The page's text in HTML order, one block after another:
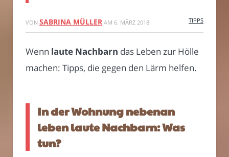
VON SABRINA MÜLLER AM 6. MÄRZ 2018 TIPPS
Wenn laute Nachbarn das Leben zur Hölle
machen: Tipps, die gegen den Lärm helfen.
In der Wohnung nebenan
leben laute Nachbarn: Was
tun?